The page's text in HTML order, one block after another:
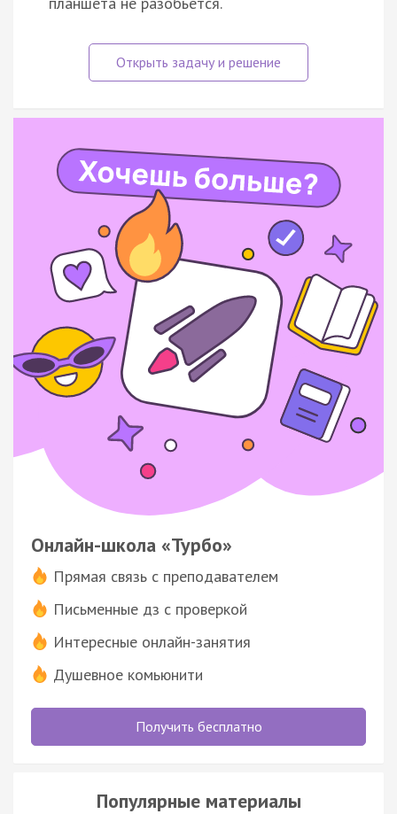
Онлайн-школа «Турбо»
Прямая связь с преподавателем
Письменные дз с проверкой
Интересные онлайн-занятия
Душевное комьюнити
Получить бесплатно
Популярные материалы